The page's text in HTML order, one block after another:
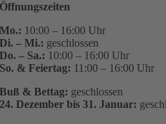
Öffnungszeiten
Mo.: 10:00 – 16:00 Uhr
Di. – Mi.: geschlossen
Do. – Sa.: 10:00 – 16:00 Uhr
So. & Feiertag: 11:00 – 16:00 Uhr
Buß & Bettag: geschlossen
24. Dezember bis 31. Januar: